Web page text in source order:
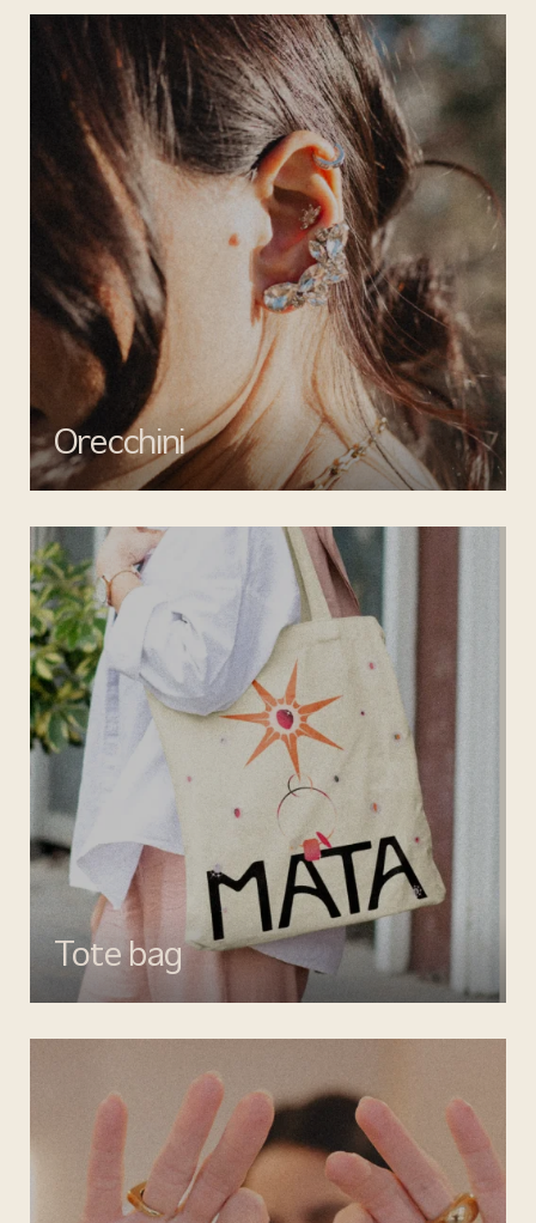
Orecchini
Valorizza ogni outfit con gli orecchini di Mata gioielli: creazioni
Tote bag
Esalta il tuo look con gli accessori MATA, dettagli di stile per ogni